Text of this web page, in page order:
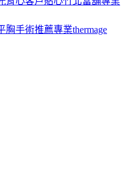
手術推薦專業thermage